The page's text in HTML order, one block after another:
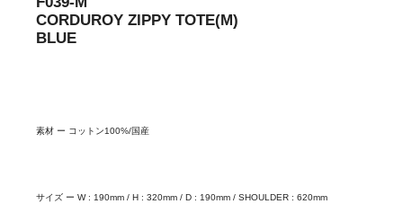
CORDUROY ZIPPY TOTE(M)
BLUE
素材 ー コットン100%/国産
サイズ ー W : 190mm / H : 320mm / D : 190mm / SHOULDER : 620mm